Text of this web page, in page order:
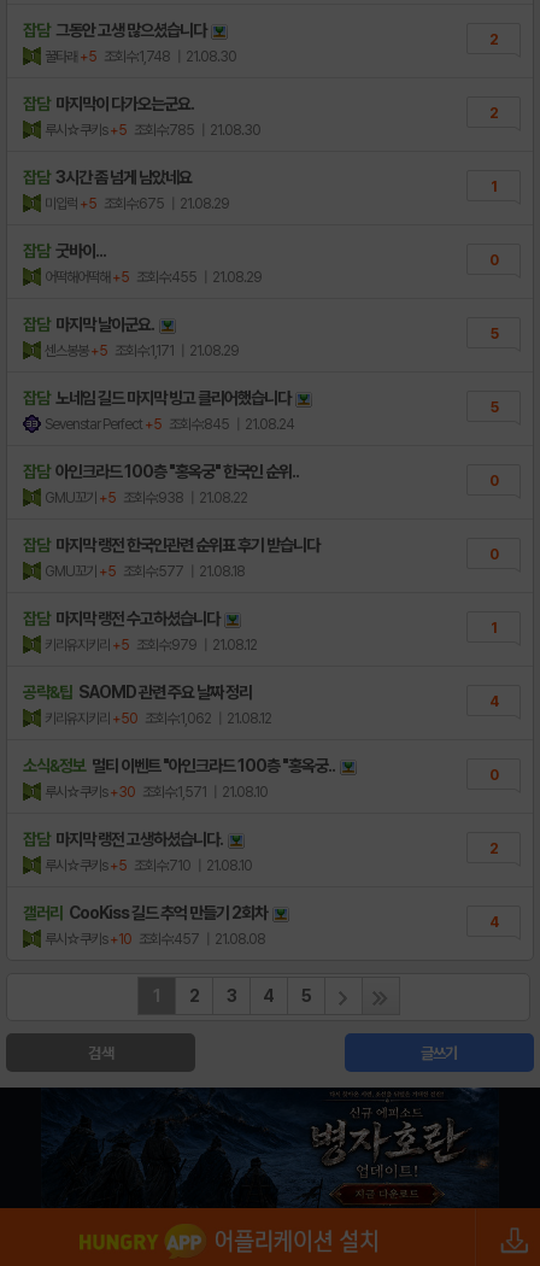
잡담 그동안 고생 많으셨습니다
꿀타래 +5 조회수:1,748 | 21.08.30
2
잡담 마지막이 다가오는군요.
루시☆쿠키s+5 조회수:785 | 21.08.30
2
잡담 3시간 좀 넘게 남았네요
미입럭 +5 조회수:675 | 21.08.29
1
잡담 굿바이...
어떡해어떡해 +5 조회수:455 | 21.08.29
0
잡담 마지막 날이군요.
센스봉봉 +5 조회수:1,171 | 21.08.29
5
잡담 노네임 길드 마지막 빙고 클리어했습니다
Sevenstar Perfect +5 조회수:845 | 21.08.24
5
잡담 아인크라드 100층 "홍옥궁" 한국인 순위..
GMU꼬기 +5 조회수:938 | 21.08.22
0
잡담 마지막 랭전 한국인관련 순위표 후기 받습니다
GMU꼬기 +5 조회수:577 | 21.08.18
0
잡담 마지막 랭전 수고하셨습니다
키리유지키리 +5 조회수:979 | 21.08.12
1
공략&팁 SAOMD 관련 주요 날짜 정리
키리유지키리 +50 조회수:1,062 | 21.08.12
4
소식&정보 멀티 이벤트 "아인크라드 100층 "홍옥궁..
루시☆쿠키s+30 조회수:1,571 | 21.08.10
0
잡담 마지막 랭전 고생하셨습니다.
루시☆쿠키s+5 조회수:710 | 21.08.10
2
갤러리 CooKiss 길드 추억 만들기 2회차
루시☆쿠키s+10 조회수:457 | 21.08.08
4
1 2 3 4 5
검색 글쓰기